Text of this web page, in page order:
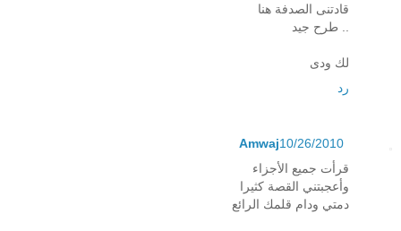
قادتنى الصدفة هنا
.. طرح جيد
لك ودى
رد
Amwaj10/26/2010
قرأت جميع الأجزاء
وأعجبتني القصة كثيرا
دمتي ودام قلمك الرائع